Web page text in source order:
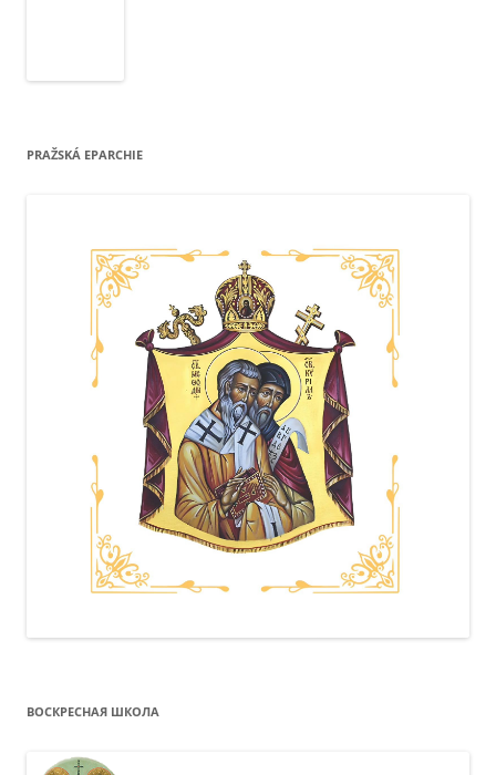
PRAŽSKÁ EPARCHIE
ВОСКРЕСНАЯ ШКОЛА